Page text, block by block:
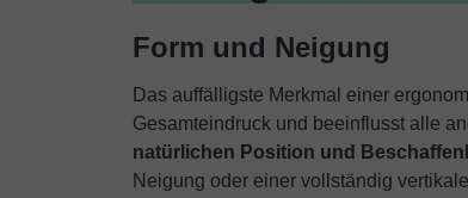
Form und Neigung
Das auffälligste Merkmal einer
Gesamteindruck und beeinflusst alle
natürlichen Position und
Neigung oder einer vollständig